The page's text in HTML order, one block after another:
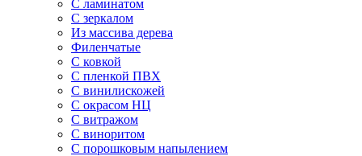
С ламинатом
С зеркалом
Из массива дерева
Филенчатые
С ковкой
С пленкой ПВХ
С винилискожей
С окрасом НЦ
С витражом
С виноритом
С порошковым напылением